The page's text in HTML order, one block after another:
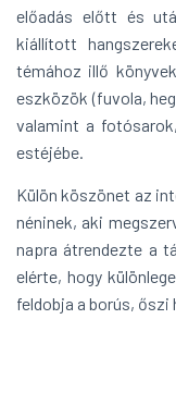
előadás előtt és
kiállított
témához illő
eszközök (fuvola,
valamint a
estéjébe.
Külön köszönet az
néninek, aki
napra átrendezte a
elérte, hogy
feldobja a borús, őszi